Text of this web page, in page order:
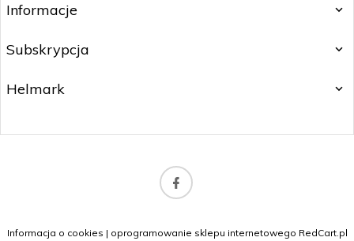
Informacje
Subskrypcja
Helmark
Informacja o cookies | oprogramowanie sklepu internetowego RedCart.pl